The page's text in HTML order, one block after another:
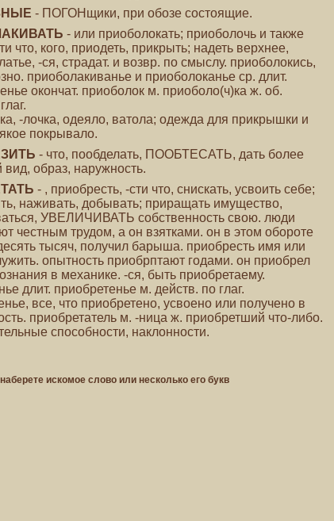
- ПОГОНщики, при обозе состоящие.
- или приоболокать; приоболочь и также
что, кого, приодеть, прикрыть; надеть верхнее,
-ся, страдат. и возвр. по смыслу. приоболокись,
приоболакиванье и приоболоканье ср. длит.
окончат. приоболок м. приоболо(ч)ка ж. об.
-лочка, одеяло, ватола; одежда для прикрышки и
покрывало.
- что, пообделать, ПООБТЕСАТЬ, дать более
образ, наружность.
- , приобресть, -сти что, снискать, усвоить себе;
наживать, добывать; приращать имущество,
УВЕЛИЧИВАТЬ собственность свою. люди
честным трудом, а он взятками. он в этом обороте
тысяч, получил барыша. приобресть имя или
опытность приобрптают годами. он приобрел
в механике. -ся, быть приобретаему.
длит. приобретенье м. действ. по глаг.
все, что приобретено, усвоено или получено в
приобретатель м. -ница ж. приобретший что-либо.
способности, наклонности.
искомое слово или несколько его букв